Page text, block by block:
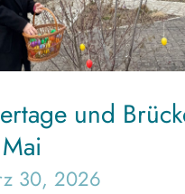
und
30, 2026